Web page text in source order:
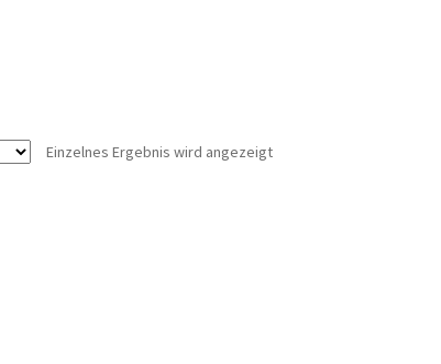
Einzelnes Ergebnis wird angezeigt